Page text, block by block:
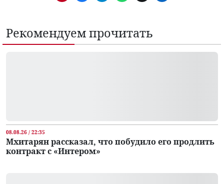
Рекомендуем прочитать
08.08.26 / 22:35
Мхитарян рассказал, что побудило его продлить
контракт с «Интером»